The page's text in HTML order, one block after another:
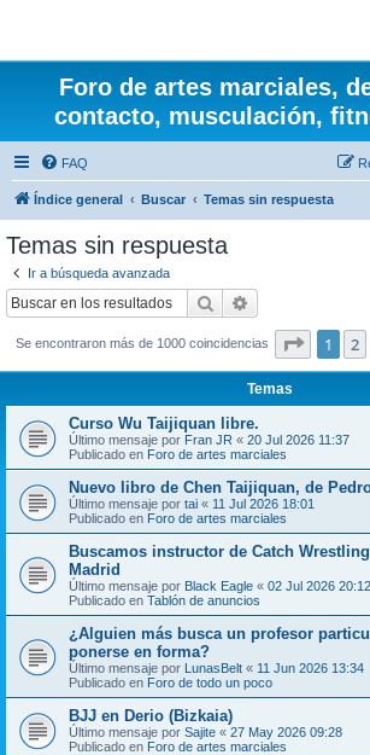
Foro de artes marciales,
contacto, musculación,
FAQ
Índice general Buscar Temas sin respuesta
Temas sin respuesta
Ir a búsqueda avanzada
Buscar
Se encontraron más de 1000 coincidencias Página
1 2
Temas
Curso Wu Taijiquan libre.
Último mensaje por Fran JR « 20 Jul 2026 11:37
Publicado en Foro de artes marciales
Nuevo libro de Chen Taijiquan, de
Último mensaje por tai « 11 Jul 2026 18:01
Publicado en Foro de artes marciales
Buscamos instructor de Catch
Madrid
Último mensaje por Black Eagle « 02 Jul 2026 20:12
Publicado en Tablón de anuncios
¿Alguien más busca un profesor
ponerse en forma?
Último mensaje por LunasBelt « 11 Jun 2026 13:34
Publicado en Foro de todo un poco
BJJ en Derio (Bizkaia)
Último mensaje por Sajite « 27 May 2026 09:28
Publicado en Foro de artes marciales